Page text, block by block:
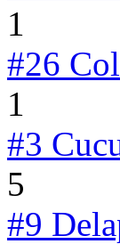
1
#26
1
#3
5
#9